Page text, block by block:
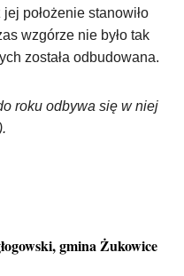
położenie stanowiło
wzgórze nie było tak
została odbudowana.
roku odbywa się w niej
gmina Żukowice